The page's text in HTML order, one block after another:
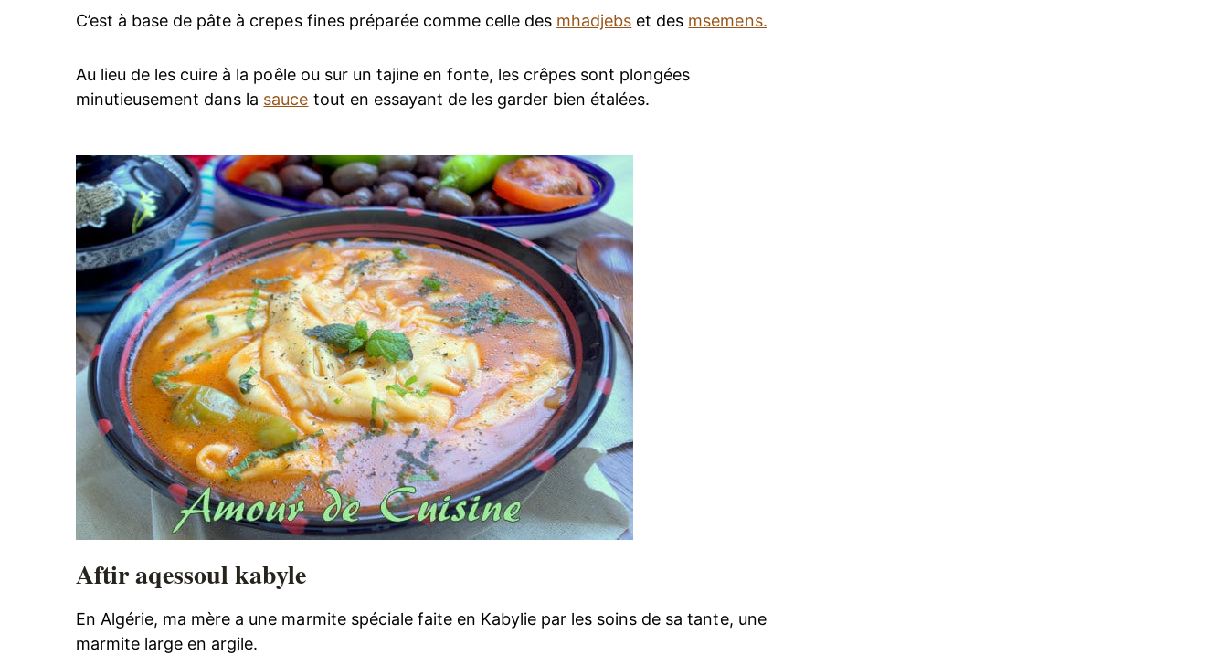
C’est à base de pâte à crepes fines préparée comme celle des mhadjebs et des msemens.
Au lieu de les cuire à la poêle ou sur un tajine en fonte, les crêpes sont plongées
minutieusement dans la sauce tout en essayant de les garder bien étalées.
Aftir aqessoul kabyle
En Algérie, ma mère a une marmite spéciale faite en Kabylie par les soins de sa tante, une
marmite large en argile.